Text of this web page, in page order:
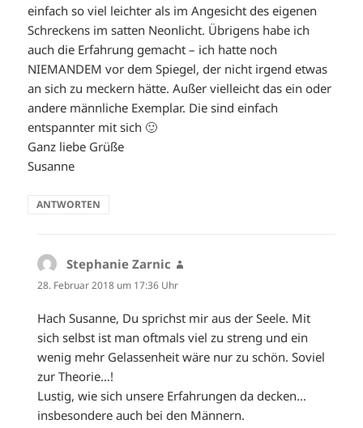
einfach so viel leichter als im Angesicht des eigenen
Schreckens im satten Neonlicht. Übrigens habe ich
auch die Erfahrung gemacht – ich hatte noch
NIEMANDEM vor dem Spiegel, der nicht irgend etwas
an sich zu meckern hätte. Außer vielleicht das ein oder
andere männliche Exemplar. Die sind einfach
entspannter mit sich 🙂
Ganz liebe Grüße
Susanne
ANTWORTEN
Stephanie Zarnic
28. Februar 2018 um 17:36 Uhr
Hach Susanne, Du sprichst mir aus der Seele. Mit
sich selbst ist man oftmals viel zu streng und ein
wenig mehr Gelassenheit wäre nur zu schön. Soviel
zur Theorie…!
Lustig, wie sich unsere Erfahrungen da decken…
insbesondere auch bei den Männern.